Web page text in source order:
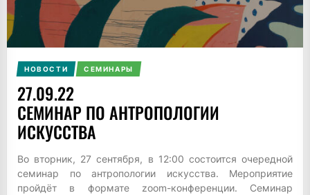
НОВОСТИ СЕМИНАРЫ
27.09.22
СЕМИНАР ПО АНТРОПОЛОГИИ
ИСКУССТВА
Во вторник, 27 сентября, в 12:00 состоится очередной
семинар по антропологии искусства. Мероприятие
пройдёт в формате zoom-конференции. Семинар